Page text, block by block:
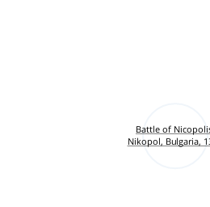
Battle of
Nikopol, Bulgaria,